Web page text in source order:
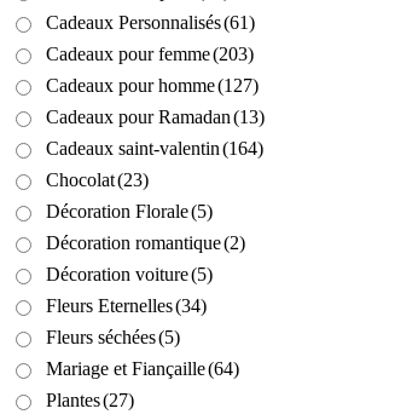
Cadeaux Personnalisés(61)
Cadeaux pour femme(203)
Cadeaux pour homme(127)
Cadeaux pour Ramadan(13)
Cadeaux saint-valentin(164)
Chocolat(23)
Décoration Florale(5)
Décoration romantique(2)
Décoration voiture(5)
Fleurs Eternelles(34)
Fleurs séchées(5)
Mariage et Fiançaille(64)
Plantes(27)